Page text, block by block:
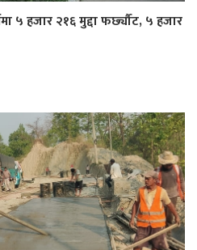
५ हजार २१६ मुद्दा फर्छ्यौट, ५ हजार